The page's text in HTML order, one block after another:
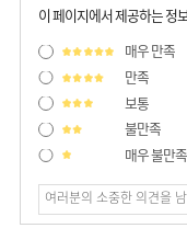
이 페이지에서 제공하는 정
매우 만족
만족
보통
불만족
매우 불만족